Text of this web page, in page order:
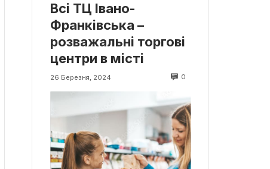
Всі ТЦ Івано-
Франківська –
розважальні торгові
центри в місті
26 Березня, 2024 0